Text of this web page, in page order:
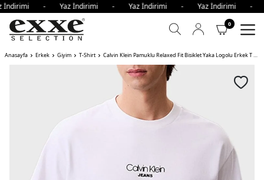
- Yaz İndirimi - Yaz İndirimi - Yaz
0
Anasayfa Erkek Giyim T-Shirt Calvin Klein Pamuklu Relaxed Fit Bisiklet Yaka Logolu Erkek T Shirt YAA